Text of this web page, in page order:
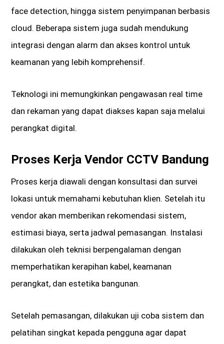
face detection, hingga sistem penyimpanan berbasis
cloud. Beberapa sistem juga sudah mendukung
integrasi dengan alarm dan akses kontrol untuk
keamanan yang lebih komprehensif.
Teknologi ini memungkinkan pengawasan real time
dan rekaman yang dapat diakses kapan saja melalui
perangkat digital.
Proses Kerja Vendor CCTV Bandung
Proses kerja diawali dengan konsultasi dan survei
lokasi untuk memahami kebutuhan klien. Setelah itu
vendor akan memberikan rekomendasi sistem,
estimasi biaya, serta jadwal pemasangan. Instalasi
dilakukan oleh teknisi berpengalaman dengan
memperhatikan kerapihan kabel, keamanan
perangkat, dan estetika bangunan.
Setelah pemasangan, dilakukan uji coba sistem dan
pelatihan singkat kepada pengguna agar dapat